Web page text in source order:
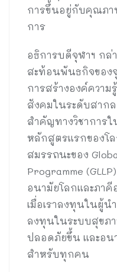
การขึ้นอยู่กับคุณภา
การ
อธิการบดีจุฬาฯ กล่า
สะท้อนพันธกิจของ
การสร้างองค์ควา
สังคมในระดับสาก
สำคัญทางวิชาการ
หลักสูตรแรกของโ
สมรรถนะของ
Programme
อนามัยโลกและภา
เมื่อเราลงทุนในผู้น
ลงทุนในระบบสุขภ
ปลอดภัยขึ้น และอน
สำหรับทุกคน